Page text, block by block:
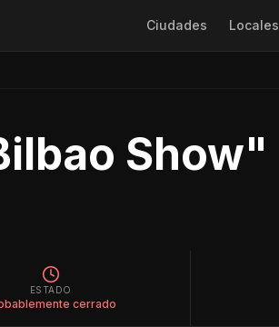
Ciudades Locales
Show"
ESTADO
cerrado